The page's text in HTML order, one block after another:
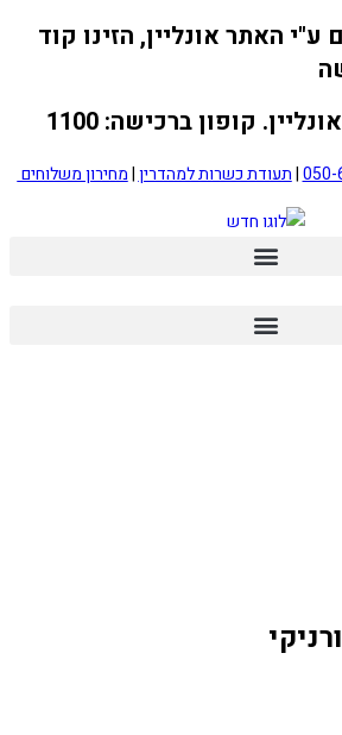
ע"י האתר אונליין, הזינו קוד
050-
|תעודת כשרות למהדרין|מחירון משלוחים